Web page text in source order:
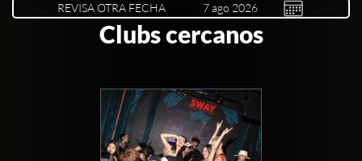
REVISA OTRA FECHA
Clubs cercanos